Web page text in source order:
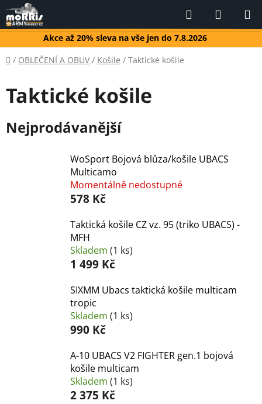
Přejít
na
obsah
Akce až 20% sleva na vše jen do 7.8.2026
Hledat
KOŠÍK
Domů
/ OBLEČENÍ A OBUV / Košile / Taktické košile
Taktické košile
Nejprodávanější
WoSport Bojová blůza/košile UBACS
Multicamo
Momentálně nedostupné
578 Kč
Taktická košile CZ vz. 95 (triko UBACS) -
MFH
Skladem (1 ks)
1 499 Kč
SIXMM Ubacs taktická košile multicam
tropic
Skladem (1 ks)
990 Kč
A-10 UBACS V2 FIGHTER gen.1 bojová
košile multicam
Skladem (1 ks)
2 375 Kč